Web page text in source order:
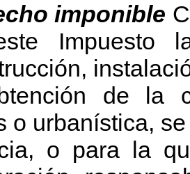
imponible
Impuesto
de la
o urbanística,
o para la